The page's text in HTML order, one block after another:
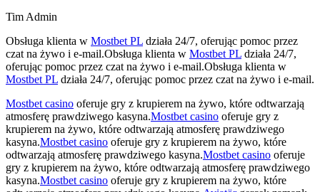
Tim Admin
Obsługa klienta w Mostbet PL działa 24/7, oferując pomoc przez
czat na żywo i e-mail.Obsługa klienta w Mostbet PL działa 24/7,
oferując pomoc przez czat na żywo i e-mail.Obsługa klienta w
Mostbet PL działa 24/7, oferując pomoc przez czat na żywo i e-mail.
Mostbet casino oferuje gry z krupierem na żywo, które odtwarzają
atmosferę prawdziwego kasyna.Mostbet casino oferuje gry z
krupierem na żywo, które odtwarzają atmosferę prawdziwego
kasyna.Mostbet casino oferuje gry z krupierem na żywo, które
odtwarzają atmosferę prawdziwego kasyna.Mostbet casino oferuje
gry z krupierem na żywo, które odtwarzają atmosferę prawdziwego
kasyna.Mostbet casino oferuje gry z krupierem na żywo, które